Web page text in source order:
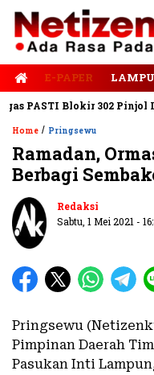
E-PAPER
PASTI Blokir 302 Pinjol
Home / Pringsewu
Ramadan,
Berbagi
Redaksi
Sabtu, 1 Mei 2021 -
Pringsewu
Pimpinan Daerah
Pasukan Inti